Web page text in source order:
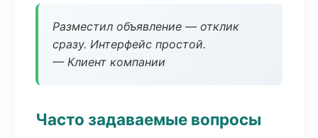
Разместил объявление — отклик
сразу. Интерфейс простой.
— Клиент компании
Часто задаваемые вопросы